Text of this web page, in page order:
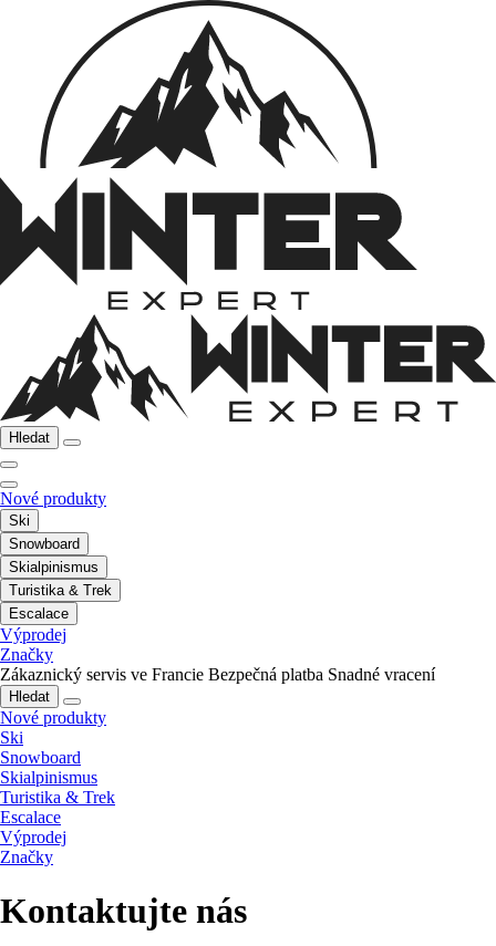
Hledat
Nové produkty
Ski
Snowboard
Skialpinismus
Turistika & Trek
Escalace
Výprodej
Značky
Zákaznický servis ve Francie Bezpečná platba Snadné vracení
Hledat
Nové produkty
Ski
Snowboard
Skialpinismus
Turistika & Trek
Escalace
Výprodej
Značky
Kontaktujte nás